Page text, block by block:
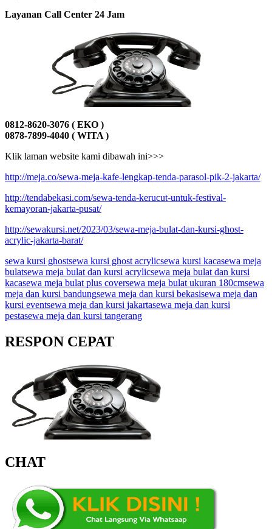
Layanan Call Center 24 Jam
0812-8620-3076 ( EKO )
0878-7899-4040 ( WITA )
Klik laman website kami dibawah ini>>>
http://meja.co/sewa-meja-kafe-lengkap-tenda-parasol-pik-2-jakarta/
http://tendabekasi.com/sewa-tenda-kerucut-untuk-festival-
kemayoran-jakarta-pusat/
http://sewakursi.net/2023/03/sewa-meja-bulat-dan-kursi-ghost-
acrylic-jakarta-barat/
sewa kursi ghostsewa kursi ghost acrylicsewa kursi kacasewa meja
bulatsewa meja bulat dan kursi acrylicsewa meja bulat dan kursi
kacasewa meja bulat plus coversewa meja bulat ukuran 180cmsewa
meja dan kursi bandungsewa meja dan kursi bekasisewa meja dan
kursi eventsewa meja dan kursi jakartasewa meja dan kursi
pestasewa meja dan kursi tangerang
RESPON CEPAT
CHAT